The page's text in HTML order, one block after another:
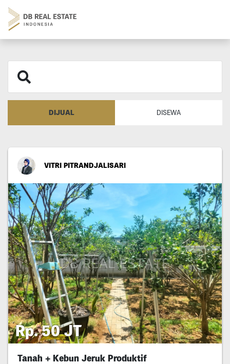
DIJUAL DISEWA
VITRI PITRANDJALISARI
Rp. 50 JT
Tanah + Kebun Jeruk Produktif